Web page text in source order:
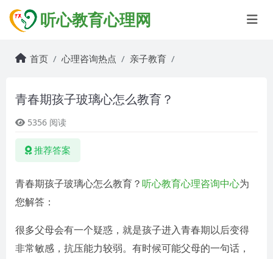
听心教育心理网
首页 心理咨询热点 亲子教育
青春期孩子玻璃心怎么教育？
5356 阅读
推荐答案
青春期孩子玻璃心怎么教育？听心教育心理咨询中心为
您解答：
很多父母会有一个疑惑，就是孩子进入青春期以后变得
非常敏感，抗压能力较弱。有时候可能父母的一句话，